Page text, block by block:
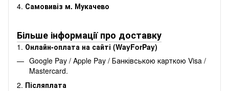
4. Самовивіз м. Мукачево
Більше інформації про доставку
1. Онлайн-оплата на сайті (WayForPay)
Google Pay / Apple Pay / Банківською карткою Visa /
Mastercard.
2. Післяплата